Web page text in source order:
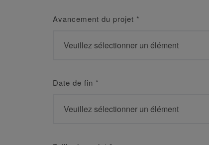
Avancement du projet *
Date de fin *